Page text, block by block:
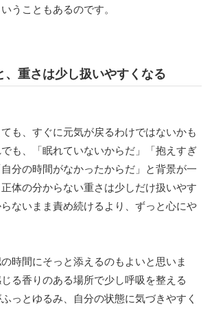
うこともあるのです。
、重さは少し扱いやすくなる
も、すぐに元気が戻るわけではないかも
も、「眠れていないからだ」「抱えすぎ
分の時間がなかったからだ」と背景が一
体の分からない重さは少しだけ扱いやす
ないまま責め続けるより、ずっと心にや
時間にそっと添えるのもよいと思いま
る香りのある場所で少し呼吸を整える
っとゆるみ、自分の状態に気づきやすく